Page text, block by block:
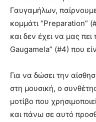
Γαυγαμήλων,
κομμάτι “Preparation”
και δεν έχει να μας
Gaugamela” (#4) που
Για να δώσει την
στη μουσική, ο
μοτίβο που
και πάνω σε αυτό